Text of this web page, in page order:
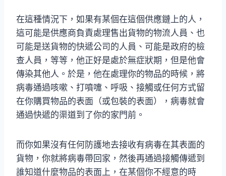
在這種情況下，如果有某個在這個供應鏈上的人，
這可能是供應商負責處理售出貨物的物流人員、也
可能是送貨物的快遞公司的人員、可能是政府的檢
查人員，等等，他正好是處於無症狀期，但是他會
傳染其他人。於是，他在處理你的物品的時候，將
病毒通過咳嗽、打噴嚏、呼吸、接觸或任何方式留
在你購買物品的表面（或包裝的表面），病毒就會
通過快遞的渠道到了你的家門前。
而你如果沒有任何防護地去接收有病毒在其表面的
貨物，你就將病毒帶回家，然後再通過接觸傳遞到
誰知道什麼物品的表面上，在某個你不經意的時